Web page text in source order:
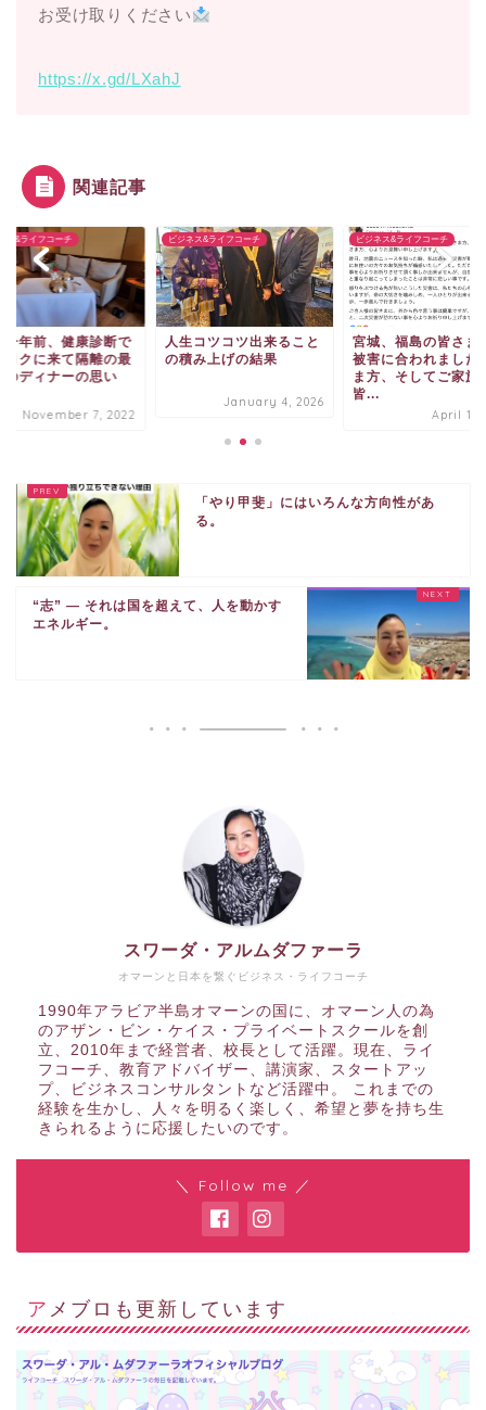
お受け取りください
https://x.gd/LXahJ
関連記事
ス&ライフコーチ
一年前、健康診断で
コクに来て隔離の最
のディナーの思い
November 7, 2022
ビジネス&ライフコーチ
人生コツコツ出来ること
の積み上げの結果
January 4, 2026
ビジネス&ライフコーチ
宮城、福島の皆さま
被害に合われました
ま方、そしてご家族
皆...
April 11,
「やり甲斐」にはいろんな方向性があ
る。
“志” ― それは国を超えて、人を動かす
エネルギー。
オマーンと日本を繋ぐビジネス・ライフコーチ
スワーダ・アルムダファーラ
1990年アラビア半島オマーンの国に、オマーン人の為
のアザン・ビン・ケイス・プライベートスクールを創
立、2010年まで経営者、校長として活躍。現在、ライ
フコーチ、教育アドバイザー、講演家、スタートアッ
プ、ビジネスコンサルタントなど活躍中。 これまでの
経験を生かし、人々を明るく楽しく、希望と夢を持ち生
きられるように応援したいのです。
＼ Follow me ／
アメブロも更新しています